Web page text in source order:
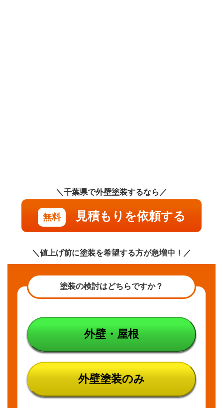
＼千葉県で外壁塗装するなら／
無料 見積もりを依頼する
＼値上げ前に塗装を希望する方が急増中！／
塗装の検討はどちらですか？
外壁・屋根
外壁塗装のみ